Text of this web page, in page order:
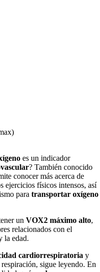
es un indicador
? También conocido
conocer más acerca de
ejercicios físicos intensos, así
para transportar oxígeno
un VOX2 máximo alto,
relacionados con el
la edad.
cardiorrespiratoria y
sigue leyendo. En